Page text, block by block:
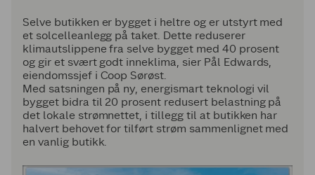
Selve butikken er bygget i heltre og er utstyrt med
et solcelleanlegg på taket. Dette reduserer
klimautslippene fra selve bygget med 40 prosent
og gir et svært godt inneklima, sier Pål Edwards,
eiendomssjef i Coop Sørøst.
Med satsningen på ny, energismart teknologi vil
bygget bidra til 20 prosent redusert belastning på
det lokale strømnettet, i tillegg til at butikken har
halvert behovet for tilført strøm sammenlignet med
en vanlig butikk.